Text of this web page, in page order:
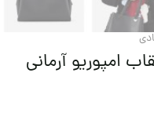
امپوریو آرمانی